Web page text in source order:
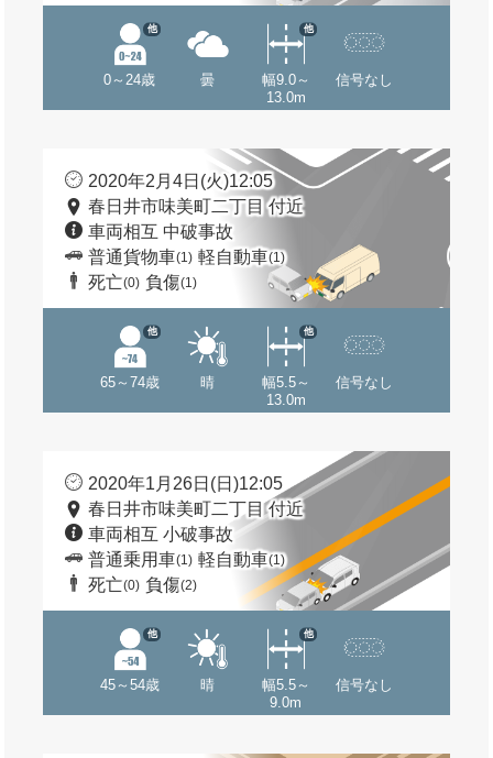
0～24歳
他
曇
幅9.0～
13.0m
他
信号なし
2020年2月4日(火)12:05
春日井市味美町二丁目 付近
車両相互 中破事故
普通貨物車(1) 軽自動車(1)
死亡(0) 負傷(1)
65～74歳
他
晴
幅5.5～
13.0m
他
信号なし
2020年1月26日(日)12:05
春日井市味美町二丁目 付近
車両相互 小破事故
普通乗用車(1) 軽自動車(1)
死亡(0) 負傷(2)
45～54歳
他
晴
幅5.5～
9.0m
他
信号なし